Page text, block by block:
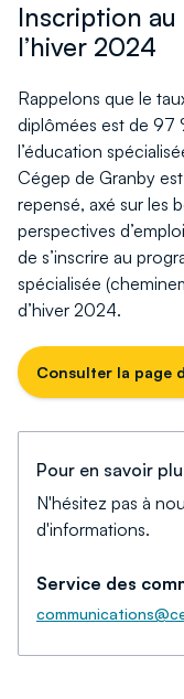
Inscription
l’hiver 2024
Rappelons que le
diplômées est de 97
l’éducation
Cégep de Granby
repensé, axé sur les
perspectives
de s’inscrire au
spécialisée
d’hiver 2024.
Consulter la page
Pour en savoir
N'hésitez pas à
d'informations.
Service des